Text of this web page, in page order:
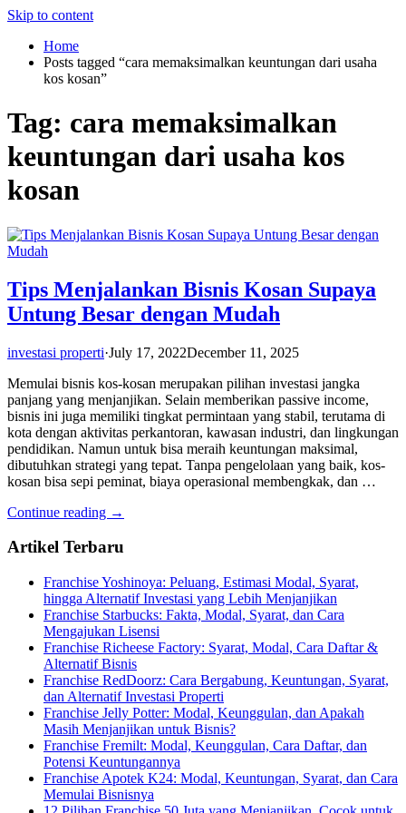
Skip to content
Home
Posts tagged “cara memaksimalkan keuntungan dari usaha
kos kosan”
Tag: cara memaksimalkan
keuntungan dari usaha kos
kosan
Tips Menjalankan Bisnis Kosan Supaya
Untung Besar dengan Mudah
investasi properti·July 17, 2022December 11, 2025
Memulai bisnis kos-kosan merupakan pilihan investasi jangka
panjang yang menjanjikan. Selain memberikan passive income,
bisnis ini juga memiliki tingkat permintaan yang stabil, terutama di
kota dengan aktivitas perkantoran, kawasan industri, dan lingkungan
pendidikan. Namun untuk bisa meraih keuntungan maksimal,
dibutuhkan strategi yang tepat. Tanpa pengelolaan yang baik, kos-
kosan bisa sepi peminat, biaya operasional membengkak, dan …
Continue reading →
Artikel Terbaru
Franchise Yoshinoya: Peluang, Estimasi Modal, Syarat,
hingga Alternatif Investasi yang Lebih Menjanjikan
Franchise Starbucks: Fakta, Modal, Syarat, dan Cara
Mengajukan Lisensi
Franchise Richeese Factory: Syarat, Modal, Cara Daftar &
Alternatif Bisnis
Franchise RedDoorz: Cara Bergabung, Keuntungan, Syarat,
dan Alternatif Investasi Properti
Franchise Jelly Potter: Modal, Keunggulan, dan Apakah
Masih Menjanjikan untuk Bisnis?
Franchise Fremilt: Modal, Keunggulan, Cara Daftar, dan
Potensi Keuntungannya
Franchise Apotek K24: Modal, Keuntungan, Syarat, dan Cara
Memulai Bisnisnya